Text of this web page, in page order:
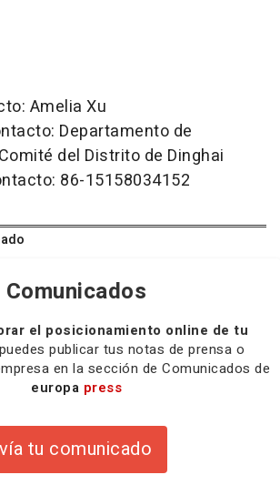
Amelia Xu
Departamento de
del Distrito de Dinghai
86-15158034152
Comunicados
el posicionamiento online de tu
publicar tus notas de prensa o
en la sección de Comunicados de
europa press
tu comunicado